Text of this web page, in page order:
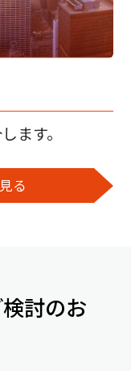
ます。
る
討のお